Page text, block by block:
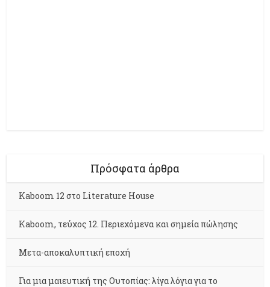
Πρόσφατα άρθρα
Kaboom 12 στο Literature House
Kaboom, τεύχος 12. Περιεχόμενα και σημεία πώλησης
Μετα-αποκαλυπτική εποχή
Για μια μαιευτική της Ουτοπίας: λίγα λόγια για το